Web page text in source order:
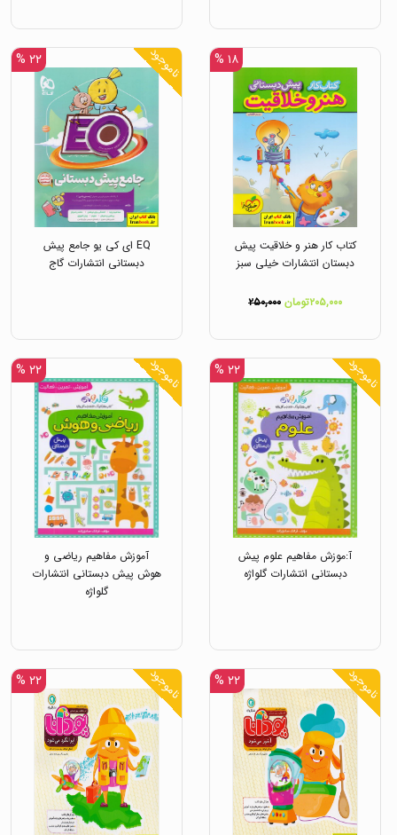
۱۸ %
کتاب کار هنر و خلاقیت پیش
دبستان انتشارات خیلی سبز
۲۰۵,۰۰۰تومان ۲۵۰,۰۰۰
ناموجود ۲۲ %
EQ ای کی یو جامع پیش
دبستانی انتشارات گاج
ناموجود ۲۲ %
آ:موزش مفاهیم علوم پیش
دبستانی انتشارات گلواژه
ناموجود ۲۲ %
آموزش مفاهیم ریاضی و
هوش پیش دبستانی انتشارات
گلواژه
ناموجود ۲۲ % ناموجود ۲۲ %